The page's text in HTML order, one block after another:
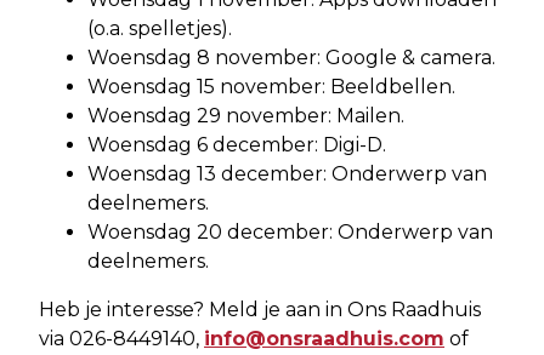
(o.a. spelletjes).
Woensdag 8 november: Google & camera.
Woensdag 15 november: Beeldbellen.
Woensdag 29 november: Mailen.
Woensdag 6 december: Digi-D.
Woensdag 13 december: Onderwerp van
deelnemers.
Woensdag 20 december: Onderwerp van
deelnemers.
Heb je interesse? Meld je aan in Ons Raadhuis
via 026-8449140, info@onsraadhuis.com of